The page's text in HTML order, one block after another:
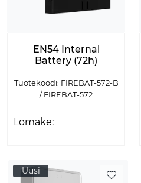
EN54 Internal
Battery (72h)
Tuotekoodi: FIREBAT-572-B
/ FIREBAT-572
Lomake:
Uusi